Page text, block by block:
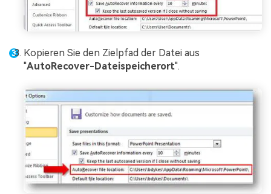
Kopieren Sie den Zielpfad der Datei aus
"AutoRecover-Dateispeicherort".